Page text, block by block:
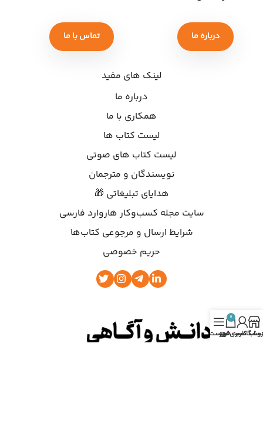
درباره ما تماس با ما
لینک های مفید
درباره ما
همکاری با ما
لیست کتاب ها
لیست کتاب های صوتی
نویسندگان و مترجمان
هدایای تبلیغاتی 🎁
سایت مجله کسب‌وکار هاروارد فارسی
شرایط ارسال و مرجوعی کتاب‌ها
حریم خصوصی
کاربری من
0
سبد خریدفهرست